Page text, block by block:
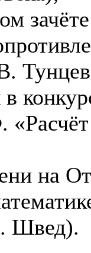
в
на
Швед).